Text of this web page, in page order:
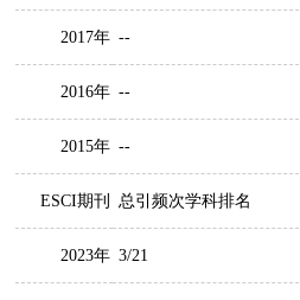
2017年 --
2016年 --
2015年 --
ESCI期刊 总引频次学科排名
2023年 3/21